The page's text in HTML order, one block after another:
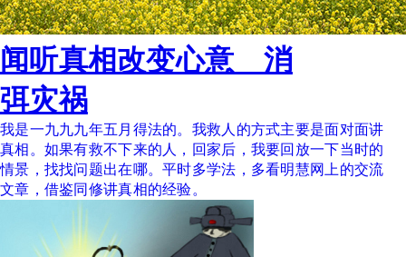
闻听真相改变心意 消
弭灾祸
我是一九九九年五月得法的。我救人的方式主要是面对面讲
真相。如果有救不下来的人，回家后，我要回放一下当时的
情景，找找问题出在哪。平时多学法，多看明慧网上的交流
文章，借鉴同修讲真相的经验。